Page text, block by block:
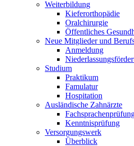
Weiterbildung
Kieferorthopädie
Oralchirurgie
Öffentliches
Neue Mitglieder und
Anmeldung
Studium
Praktikum
Famulatur
Hospitation
Ausländische Zahnärzte
Kenntnisprüfung
Versorgungswerk
Überblick